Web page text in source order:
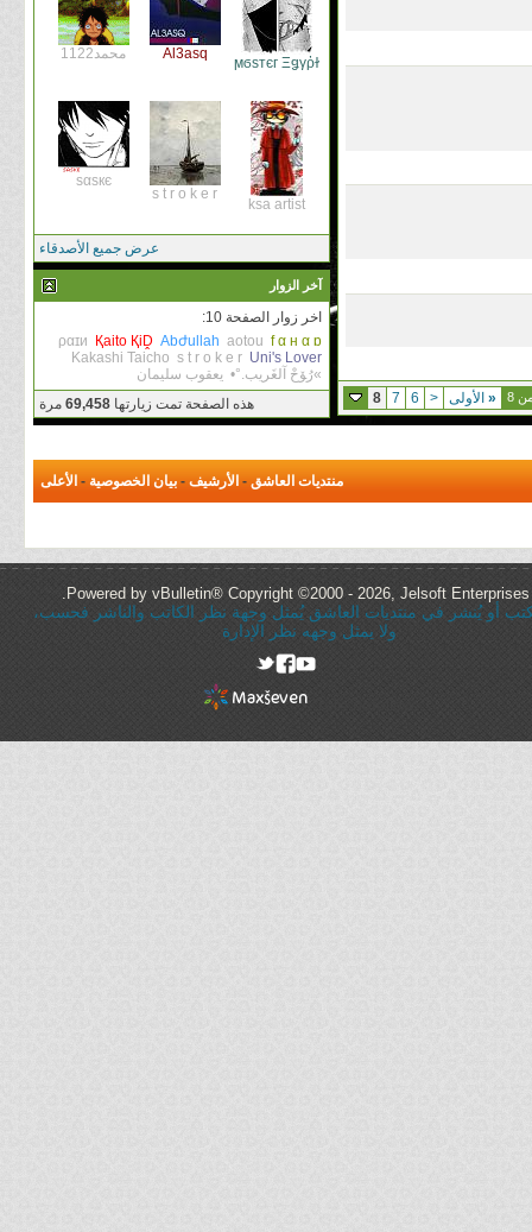
« الأولى <
6
7
8
ϻϭѕтєг Ξǥγῥɫ
Al3asq محمد1122
ksa artist
s t r o k e r
ѕαѕкє
عرض جميع الأصدقاء
آخر الزوار
اخر زوار الصفحة 10:
ραɪи
Қaito ҚiḒ Abժullah aotou f α н α ɒ
Kakashi Taicho s t r o k e r Uni's Lover
»رُﯚحْ آلغَريب.°• يعقوب سليمان
هذه الصفحة تمت زيارتها 69,458 مرة
منتديات العاشق - الأرشيف - بيان الخصوصية - الأعلى
Powered by vBulletin® Copyright ©2000 - 2026, Jelsoft Enterprises
أو يُنشر في منتديات العاشق يُمثل وجهة نظر الكاتب والناشر فحسب،
ولا يمثل وجهه نظر الإدارة